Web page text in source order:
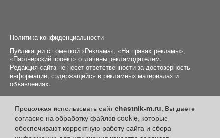
Продолжая использовать сайтchastnik-m.ru, Вы даете
согласие на обработку файлов cookie, которые
обеспечивают корректную работу сайта и сбора
Политика конфиденциальности
Публикации с пометкой «Реклама», «На правах рекламы»,
«Партнёрский проект» оплачены рекламодателем.
Редакция сайта не несет ответственности за достоверность
информации, содержащейся в рекламных материалах и
объявлениях.
+16 ООО "Частник-М"